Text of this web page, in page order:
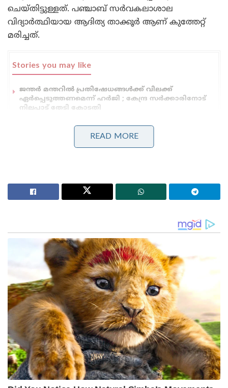
ചെയ്തിട്ടുള്ളത്. പഞ്ചാബ് സർവകലാശാല
വിദ്യാർത്ഥിയായ ആദിത്യ താക്കൂർ ആണ് കുത്തേറ്റ്
മരിച്ചത്.
Stories you may like
ജന്തർ മന്തറിൽ പ്രതിഷേധങ്ങൾക്ക് വിലക്ക്
ഏർപ്പെടുത്തണമെന്ന് ഹർജി ; കേന്ദ്ര സർക്കാരിനോട്
നിലപാട് തേടി കോടതി
സേനാനികൾ വെടിയുണ്ടകൾ പോലും
ഏറ്റുവാങ്ങിയിരുന്നു’ ; മഹുവാ മൊയ്ത്രയെ
പരിഹസിച്ച് സുപ്രീം കോടതി
മരിച്ച ആദിത്യ താക്കൂർ ഹിമാചൽ പ്രദേശ്
സ്വദേശിയാണ്. അധ്യാപക പരിശീലനത്തിൽ രണ്ടാം
ആക്രമണം നടത്തിയതിന് പിന്നാലെ അക്രമികൾ
സംഭവസ്ഥലത്ത് നിന്ന് ഓടി രക്ഷപ്പെട്ടു എന്നാണ്
പോലീസ് സൂചിപ്പിക്കുന്നത്. സെക്ടർ 11 പോലീസ്
കൊലപാതക കേസ് രജിസ്റ്റർ ചെയ്ത് അന്വേഷണം
ആരംഭിച്ചിട്ടുണ്ട്.
Tags: Punjab university music concert
READ MORE